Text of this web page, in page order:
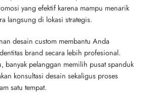
yang efektif karena mampu menarik
langsung di lokasi strategis.
desain custom membantu Anda
brand secara lebih profesional.
banyak pelanggan memilih pusat spanduk
konsultasi desain sekaligus proses
satu tempat.